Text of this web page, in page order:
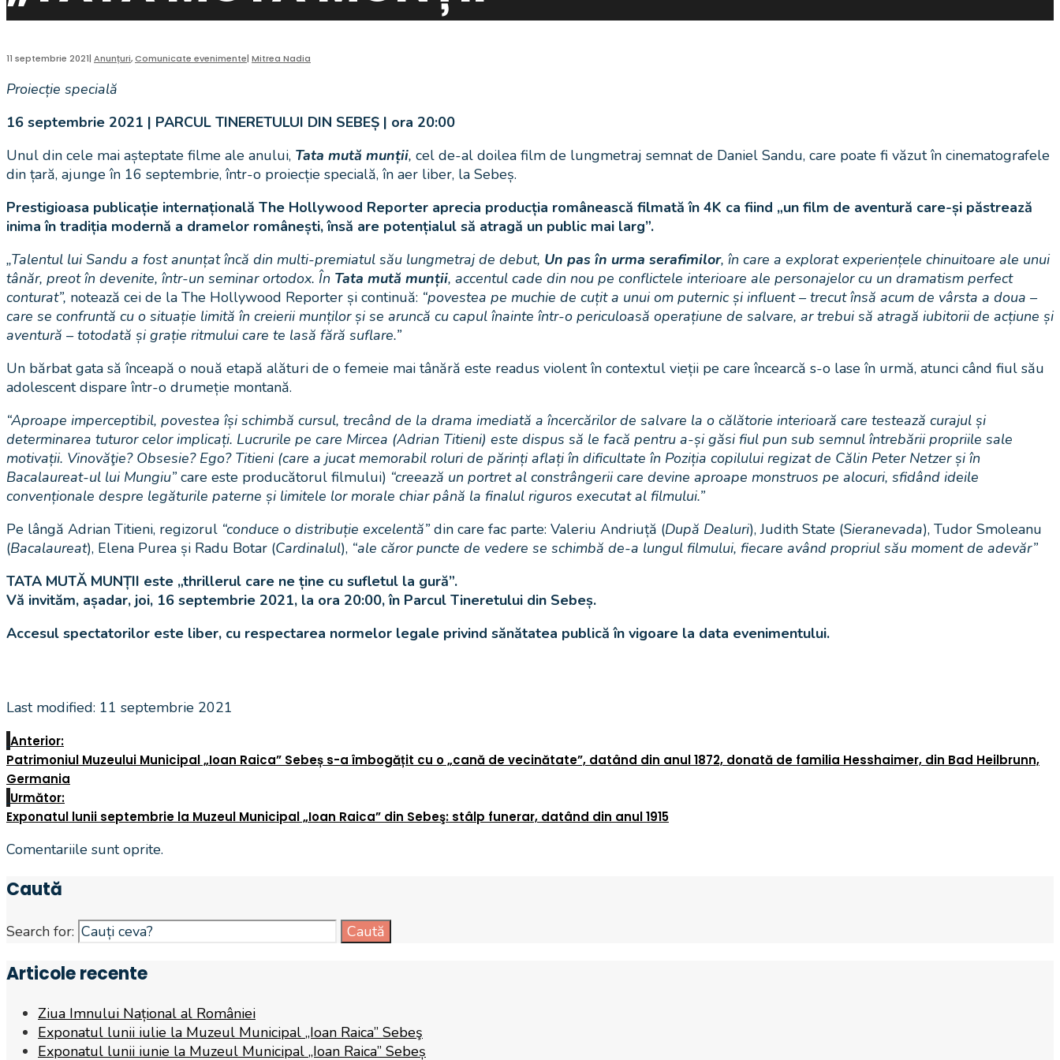
11 septembrie 2021| Anunțuri,Comunicate evenimente| Mitrea Nadia
Proiecție specială
16 septembrie 2021 | PARCUL TINERETULUI DIN SEBEȘ | ora 20:00
Unul din cele mai așteptate filme ale anului, Tata mută munții, cel de-al doilea film de lungmetraj semnat de Daniel Sandu, care poate fi văzut în cinematografele
din țară, ajunge în 16 septembrie, într-o proiecție specială, în aer liber, la Sebeș.
Prestigioasa publicație internațională The Hollywood Reporter aprecia producția românească filmată în 4K ca fiind „un film de aventură care-și păstrează
inima în tradiția modernă a dramelor românești, însă are potențialul să atragă un public mai larg”.
„Talentul lui Sandu a fost anunțat încă din multi-premiatul său lungmetraj de debut, Un pas în urma serafimilor, în care a explorat experiențele chinuitoare ale unui
tânăr, preot în devenite, într-un seminar ortodox. În Tata mută munții, accentul cade din nou pe conflictele interioare ale personajelor cu un dramatism perfect
conturat”, notează cei de la The Hollywood Reporter și continuă: “povestea pe muchie de cuțit a unui om puternic și influent – trecut însă acum de vârsta a doua –
care se confruntă cu o situație limită în creierii munților și se aruncă cu capul înainte într-o periculoasă operațiune de salvare, ar trebui să atragă iubitorii de acțiune și
aventură – totodată și grație ritmului care te lasă fără suflare.”
Un bărbat gata să înceapă o nouă etapă alături de o femeie mai tânără este readus violent în contextul vieții pe care încearcă s-o lase în urmă, atunci când fiul său
adolescent dispare într-o drumeție montană.
“Aproape imperceptibil, povestea își schimbă cursul, trecând de la drama imediată a încercărilor de salvare la o călătorie interioară care testează curajul și
determinarea tuturor celor implicați. Lucrurile pe care Mircea (Adrian Titieni) este dispus să le facă pentru a-și găsi fiul pun sub semnul întrebării propriile sale
motivații. Vinovăţie? Obsesie? Ego? Titieni (care a jucat memorabil roluri de părinți aflați în dificultate în Poziția copilului regizat de Călin Peter Netzer și în
Bacalaureat-ul lui Mungiu” care este producătorul filmului) “creează un portret al constrângerii care devine aproape monstruos pe alocuri, sfidând ideile
convenționale despre legăturile paterne și limitele lor morale chiar până la finalul riguros executat al filmului.”
Pe lângă Adrian Titieni, regizorul “conduce o distribuție excelentă” din care fac parte: Valeriu Andriuță (După Dealuri), Judith State (Sieranevada), Tudor Smoleanu
(Bacalaureat), Elena Purea și Radu Botar (Cardinalul), “ale căror puncte de vedere se schimbă de-a lungul filmului, fiecare având propriul său moment de adevăr”
TATA MUTĂ MUNȚII este „thrillerul care ne ține cu sufletul la gură”.
Vă invităm, așadar, joi, 16 septembrie 2021, la ora 20:00, în Parcul Tineretului din Sebeș.
Accesul spectatorilor este liber, cu respectarea normelor legale privind sănătatea publică în vigoare la data evenimentului.
Last modified: 11 septembrie 2021
Anterior:
Patrimoniul Muzeului Municipal „Ioan Raica” Sebeș s-a îmbogățit cu o „cană de vecinătate”, datând din anul 1872, donată de familia Hesshaimer, din Bad Heilbrunn,
Germania
Următor:
Exponatul lunii septembrie la Muzeul Municipal „Ioan Raica” din Sebeş: stâlp funerar, datând din anul 1915
Comentariile sunt oprite.
Caută
Search for: Caută
Articole recente
Ziua Imnului Național al României
Exponatul lunii iulie la Muzeul Municipal „Ioan Raica” Sebeş
Exponatul lunii iunie la Muzeul Municipal „Ioan Raica” Sebeș